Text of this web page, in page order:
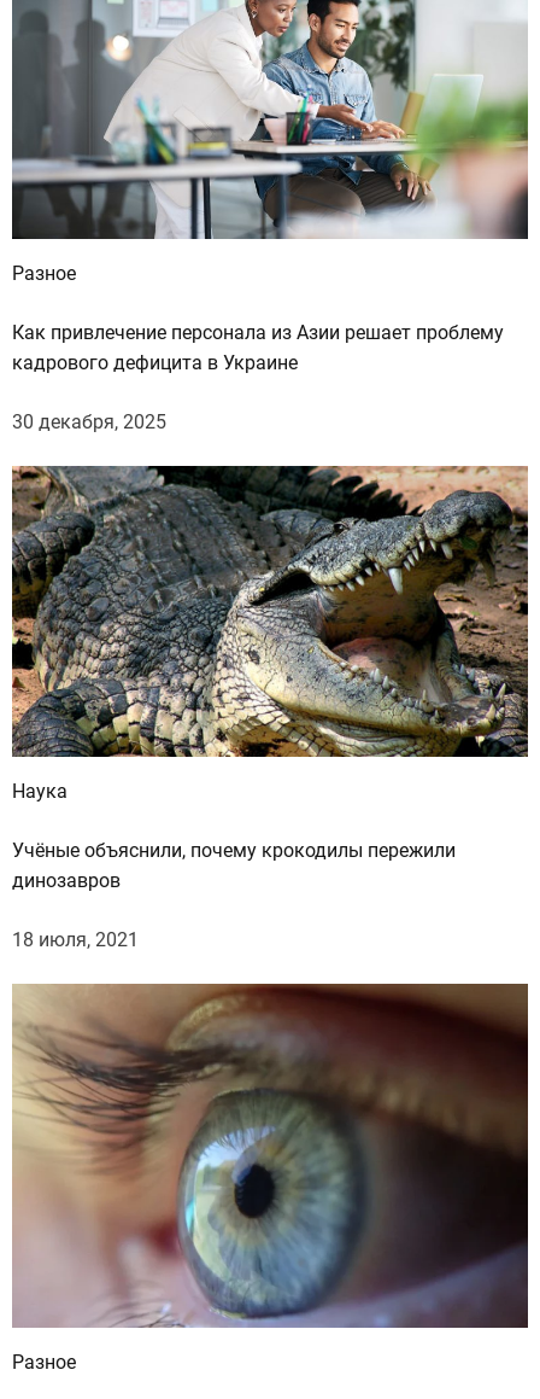
Разное
Как привлечение персонала из Азии решает проблему
кадрового дефицита в Украине
30 декабря, 2025
Наука
Учёные объяснили, почему крокодилы пережили
динозавров
18 июля, 2021
Разное